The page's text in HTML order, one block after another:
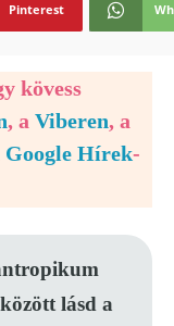
Pinterest
kövess
, a Viberen, a
Google Hírek-
lásd a